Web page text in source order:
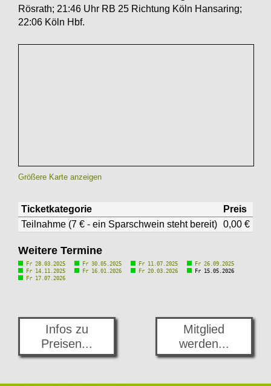
Rösrath; 21:46 Uhr RB 25 Richtung Köln Hansaring;
22:06 Köln Hbf.
Größere Karte anzeigen
Ticketkategorie
Preis
Teilnahme (7 € - ein Sparschwein steht bereit) 0,00 €
Weitere Termine
Fr 28.03.2025 Fr 30.05.2025 Fr 11.07.2025
Fr 26.09.2025
Fr 14.11.2025
Fr 16.01.2026 Fr 20.03.2026
Fr 15.05.2026
Fr 17.07.2026
Infos zu
Preisen...
Mitglied
werden...